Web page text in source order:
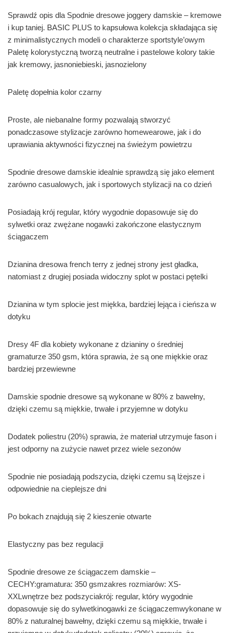
Sprawdź opis dla Spodnie dresowe joggery damskie – kremowe
i kup taniej. BASIC PLUS to kapsułowa kolekcja składająca się
z minimalistycznych modeli o charakterze sportstyle’owym
Paletę kolorystyczną tworzą neutralne i pastelowe kolory takie
jak kremowy, jasnoniebieski, jasnozielony
Paletę dopełnia kolor czarny
Proste, ale niebanalne formy pozwalają stworzyć
ponadczasowe stylizacje zarówno homewearowe, jak i do
uprawiania aktywności fizycznej na świeżym powietrzu
Spodnie dresowe damskie idealnie sprawdzą się jako element
zarówno casualowych, jak i sportowych stylizacji na co dzień
Posiadają krój regular, który wygodnie dopasowuje się do
sylwetki oraz zwężane nogawki zakończone elastycznym
ściągaczem
Dzianina dresowa french terry z jednej strony jest gładka,
natomiast z drugiej posiada widoczny splot w postaci pętelki
Dzianina w tym splocie jest miękka, bardziej lejąca i cieńsza w
dotyku
Dresy 4F dla kobiety wykonane z dzianiny o średniej
gramaturze 350 gsm, która sprawia, że są one miękkie oraz
bardziej przewiewne
Damskie spodnie dresowe są wykonane w 80% z bawełny,
dzięki czemu są miękkie, trwałe i przyjemne w dotyku
Dodatek poliestru (20%) sprawia, że materiał utrzymuje fason i
jest odporny na zużycie nawet przez wiele sezonów
Spodnie nie posiadają podszycia, dzięki czemu są lżejsze i
odpowiednie na cieplejsze dni
Po bokach znajdują się 2 kieszenie otwarte
Elastyczny pas bez regulacji
Spodnie dresowe ze ściągaczem damskie –
CECHY:gramatura: 350 gsmzakres rozmiarów: XS-
XXLwnętrze bez podszyciakrój: regular, który wygodnie
dopasowuje się do sylwetkinogawki ze ściągaczemwykonane w
80% z naturalnej bawełny, dzięki czemu są miękkie, trwałe i